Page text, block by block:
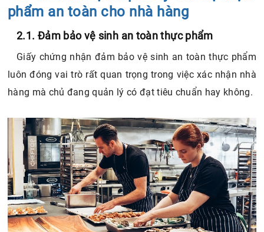
phẩm an toàn cho nhà hàng
2.1. Đảm bảo vệ sinh an toàn thực phẩm
Giấy chứng nhận đảm bảo vệ sinh an toàn thực phẩm
luôn đóng vai trò rất quan trọng trong việc xác nhận nhà
hàng mà chủ đang quản lý có đạt tiêu chuẩn hay không.